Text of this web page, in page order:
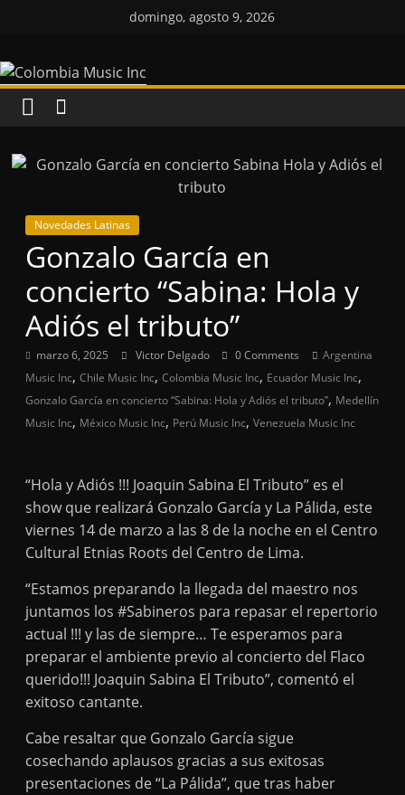
domingo, agosto 9, 2026
Colombia
Music
Inc
Music
Inc
Novedades Latinas
Gonzalo García en
concierto “Sabina: Hola y
Adiós el tributo”
marzo 6, 2025 Victor Delgado 0 Comments
Argentina
Music Inc,Chile Music Inc,Colombia Music Inc, Ecuador Music Inc,
Gonzalo García en concierto “Sabina: Hola y Adiós el tributo”, Medellín
Music Inc, México Music Inc, Perú Music Inc,Venezuela Music Inc
“Hola y Adiós !!! Joaquin Sabina El Tributo” es el
show que realizará Gonzalo García y La Pálida, este
viernes 14 de marzo a las 8 de la noche en el Centro
Cultural Etnias Roots del Centro de Lima.
“Estamos preparando la llegada del maestro nos
juntamos los #Sabineros para repasar el repertorio
actual !!! y las de siempre… Te esperamos para
preparar el ambiente previo al concierto del Flaco
querido!!! Joaquin Sabina El Tributo”, comentó el
exitoso cantante.
Cabe resaltar que Gonzalo García sigue
cosechando aplausos gracias a sus exitosas
presentaciones de “La Pálida”, que tras haber